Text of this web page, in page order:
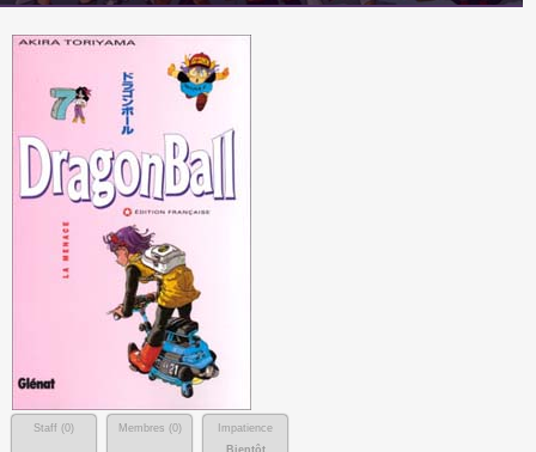
Staff (0) Membres (0)
Impatience
Bientôt